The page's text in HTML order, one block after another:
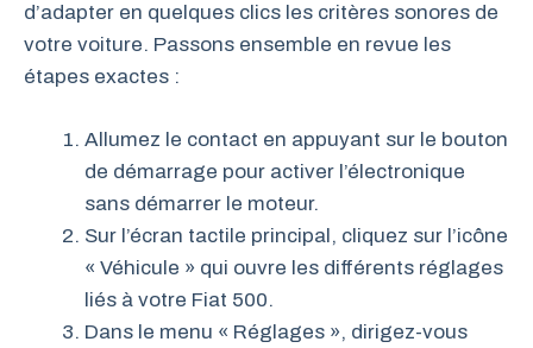
d’adapter en quelques clics les critères sonores de
votre voiture. Passons ensemble en revue les
étapes exactes :
Allumez le contact en appuyant sur le bouton
de démarrage pour activer l’électronique
sans démarrer le moteur.
Sur l’écran tactile principal, cliquez sur l’icône
« Véhicule » qui ouvre les différents réglages
liés à votre Fiat 500.
Dans le menu « Réglages », dirigez-vous